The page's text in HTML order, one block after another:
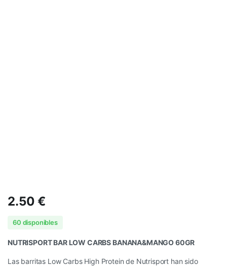
2.50€
60 disponibles
NUTRISPORT BAR LOW CARBS BANANA&MANGO 60GR
Las barritas Low Carbs High Protein de Nutrisport han sido